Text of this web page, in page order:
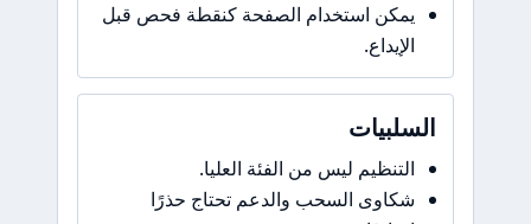
يمكن استخدام الصفحة كنقطة فحص قبل
الإيداع.
السلبيات
التنظيم ليس من الفئة العليا.
شكاوى السحب والدعم تحتاج حذرًا